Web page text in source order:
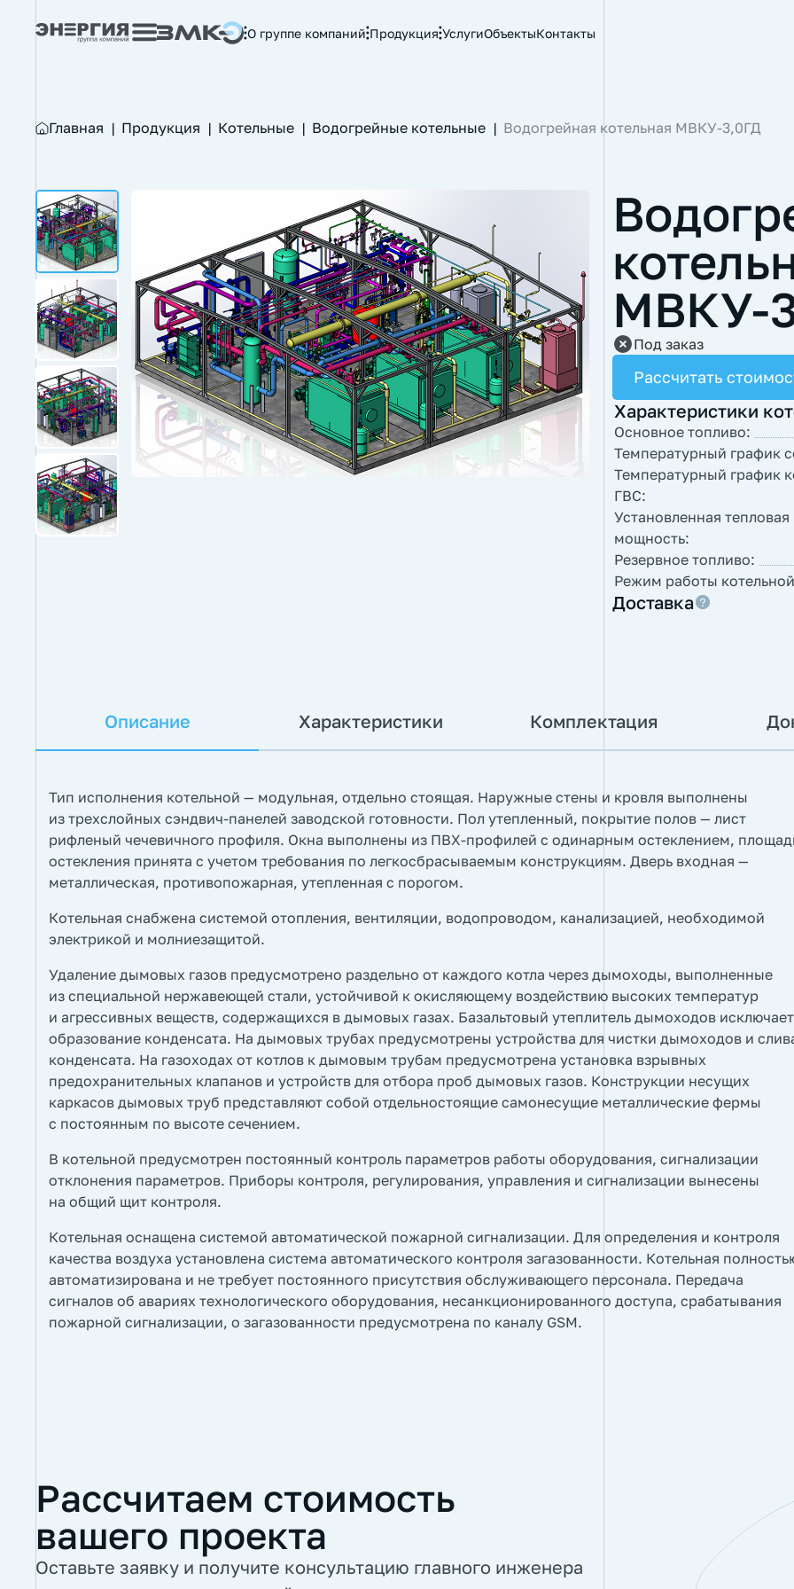
О группе компаний Продукция УслугиОбъектыКонтакты
Главная | Продукция | Котельные | Водогрейные котельные | Водогрейная котельная МВКУ-3,0ГД
МВКУ-
Под заказ
Рассчитать
Характеристики
Основное топливо:
Температурный график
Температурный график
ГВС:
Установленная тепловая
мощность:
Резервное топливо:
Режим работы
Доставка
Описание Характеристики Комплектация
Тип исполнения котельной — модульная, отдельно стоящая. Наружные стены и кровля выполнены
из трехслойных сэндвич-панелей заводской готовности. Пол утепленный, покрытие полов — лист
рифленый чечевичного профиля. Окна выполнены из ПВХ-профилей с одинарным остеклением,
остекления принята с учетом требования по легкосбрасываемым конструкциям. Дверь входная —
металлическая, противопожарная, утепленная с порогом.
Котельная снабжена системой отопления, вентиляции, водопроводом, канализацией, необходимой
электрикой и молниезащитой.
Удаление дымовых газов предусмотрено раздельно от каждого котла через дымоходы, выполненные
из специальной нержавеющей стали, устойчивой к окисляющему воздействию высоких температур
и агрессивных веществ, содержащихся в дымовых газах. Базальтовый утеплитель дымоходов исключает
образование конденсата. На дымовых трубах предусмотрены устройства для чистки дымоходов и
конденсата. На газоходах от котлов к дымовым трубам предусмотрена установка взрывных
предохранительных клапанов и устройств для отбора проб дымовых газов. Конструкции несущих
каркасов дымовых труб представляют собой отдельностоящие самонесущие металлические фермы
с постоянным по высоте сечением.
В котельной предусмотрен постоянный контроль параметров работы оборудования, сигнализации
отклонения параметров. Приборы контроля, регулирования, управления и сигнализации вынесены
на общий щит контроля.
Котельная оснащена системой автоматической пожарной сигнализации. Для определения и контроля
качества воздуха установлена система автоматического контроля загазованности. Котельная
автоматизирована и не требует постоянного присутствия обслуживающего персонала. Передача
сигналов об авариях технологического оборудования, несанкционированного доступа, срабатывания
пожарной сигнализации, о загазованности предусмотрена по каналу GSM.
Рассчитаем стоимость
вашего проекта
Оставьте заявку и получите консультацию главного инженера